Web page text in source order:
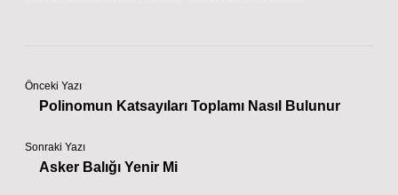
Önceki Yazı
Polinomun Katsayıları Toplamı Nasıl Bulunur
Sonraki Yazı
Asker Balığı Yenir Mi